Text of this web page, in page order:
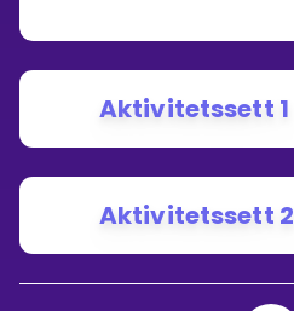
Aktivitetssett 1
Aktivitetssett 2